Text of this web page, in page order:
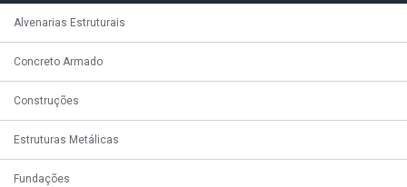
Alvenarias Estruturais
Concreto Armado
Construções
Estruturas Metálicas
Fundações